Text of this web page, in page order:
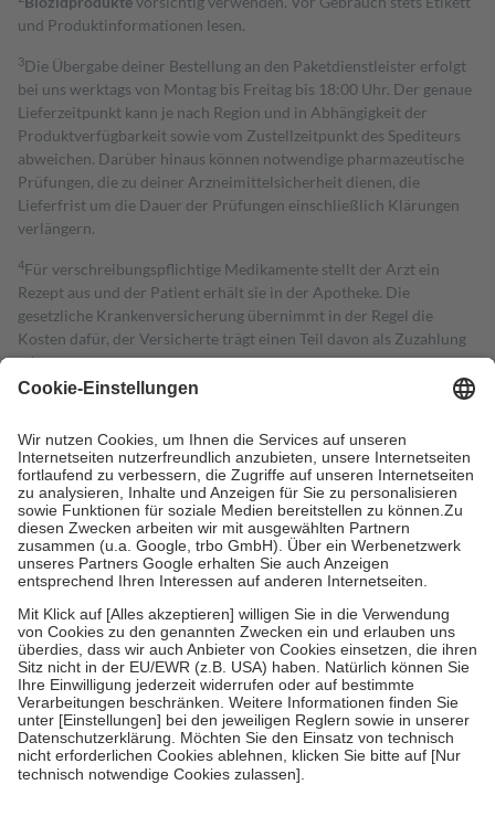
und Produktinformationen lesen.
3Die Übergabe deiner Bestellung an den Paketdienstleister erfolgt
bei uns werktags von Montag bis Freitag bis 18:00 Uhr. Der genaue
Lieferzeitpunkt kann je nach Region und in Abhängigkeit der
Produktverfügbarkeit sowie vom Zustellzeitpunkt des Spediteurs
abweichen. Darüber hinaus können notwendige pharmazeutische
Prüfungen, die zu deiner Arzneimittelsicherheit dienen, die
Lieferfrist um die Dauer der Prüfungen einschließlich Klärungen
verlängern.
4Für verschreibungspflichtige Medikamente stellt der Arzt ein
Rezept aus und der Patient erhält sie in der Apotheke. Die
gesetzliche Krankenversicherung übernimmt in der Regel die
Kosten dafür, der Versicherte trägt einen Teil davon als Zuzahlung
mit.
Grundsätzlich leisten Mitglieder Zuzahlungen in Höhe von zehn
höchstens zehn Euro.
Es sind jedoch nie mehr als die tatsächlichen
Kosten der Leistung zu entrichten.
Diese Regeln gelten grundsätzlich auch für Online-Apotheken.
Bei Heilmitteln und häuslicher Krankenpflege beträgt die
Zuzahlung zehn Prozent der Kosten sowie zehn Euro je
Verordnung.
Um das Engagement der Versicherten für ihre eigene Gesundheit zu
stärken und die besondere Stellung der Familie zu unterstützen,
fallenkeine Zuzahlungenan bei:
• Kindern und Jugendlichen bis zum vollendeten 18. Lebensjahr
mit Ausnahme der Fahrkosten
• Untersuchungen zur Vorsorge und Früherkennung, die von der
GKV getragen werden
• empfohlenen Schutzimpfungen
• Harn- und Blutteststreifen